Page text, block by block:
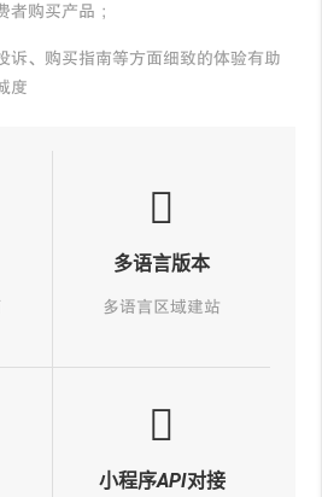
者购买产品；
、购买指南等方面细致的体验有助
度
多语言版本
多语言区域建站
小程序API对接